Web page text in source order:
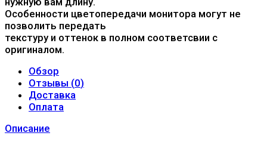
Особенности цветопередачи монитора могут не
позволить передать
текстуру и оттенок в полном соответсвии с
оригиналом.
Обзор
Отзывы (0)
Доставка
Оплата
Описание